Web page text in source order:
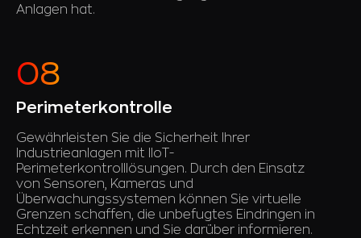
Anlagen hat.
Perimeterkontrolle
Gewährleisten Sie die Sicherheit Ihrer
Industrieanlagen mit IIoT-
Perimeterkontrolllösungen. Durch den Einsatz
von Sensoren, Kameras und
Überwachungssystemen können Sie virtuelle
Grenzen schaffen, die unbefugtes Eindringen in
Echtzeit erkennen und Sie darüber informieren.